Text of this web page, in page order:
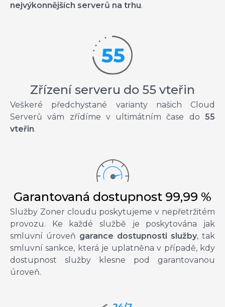
nejvýkonnějších serverů na trhu.
Zřízení serveru do 55 vteřin
Veškeré předchystané varianty našich Cloud
Serverů vám zřídíme v ultimátním čase do 55
vteřin.
Garantovaná dostupnost 99,99 %
Služby Zoner cloudu poskytujeme v nepřetržitém
provozu. Ke každé službě je poskytována jak
smluvní úroveň garance dostupnosti služby, tak
smluvní sankce, která je uplatněna v případě, kdy
dostupnost služby klesne pod garantovanou
úroveň.